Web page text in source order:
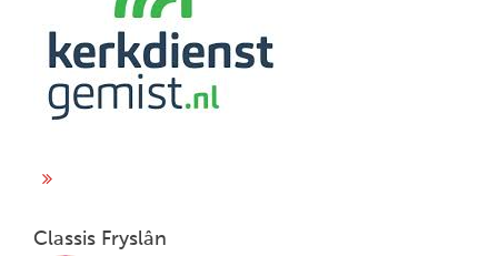
Classis Fryslân